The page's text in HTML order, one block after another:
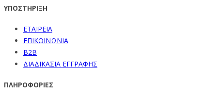
ΥΠΟΣΤΗΡΙΞΗ
ΕΤΑΙΡΕΙΑ
ΕΠΙΚΟΙΝΩΝΙΑ
B2B
ΔΙΑΔΙΚΑΣΙΑ ΕΓΓΡΑΦΗΣ
ΠΛΗΡΟΦΟΡΙΕΣ